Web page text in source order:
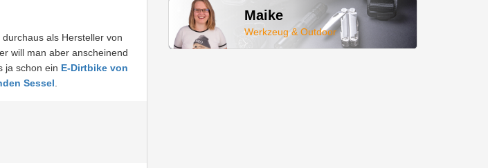
als Hersteller von
will man aber anscheinend
ja schon ein E-Dirtbike von
Sessel
Maike
Werkzeug & Outdoor